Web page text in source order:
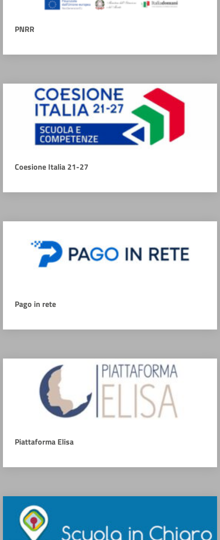
PNRR
Coesione Italia 21-27
Pago in rete
Piattaforma Elisa